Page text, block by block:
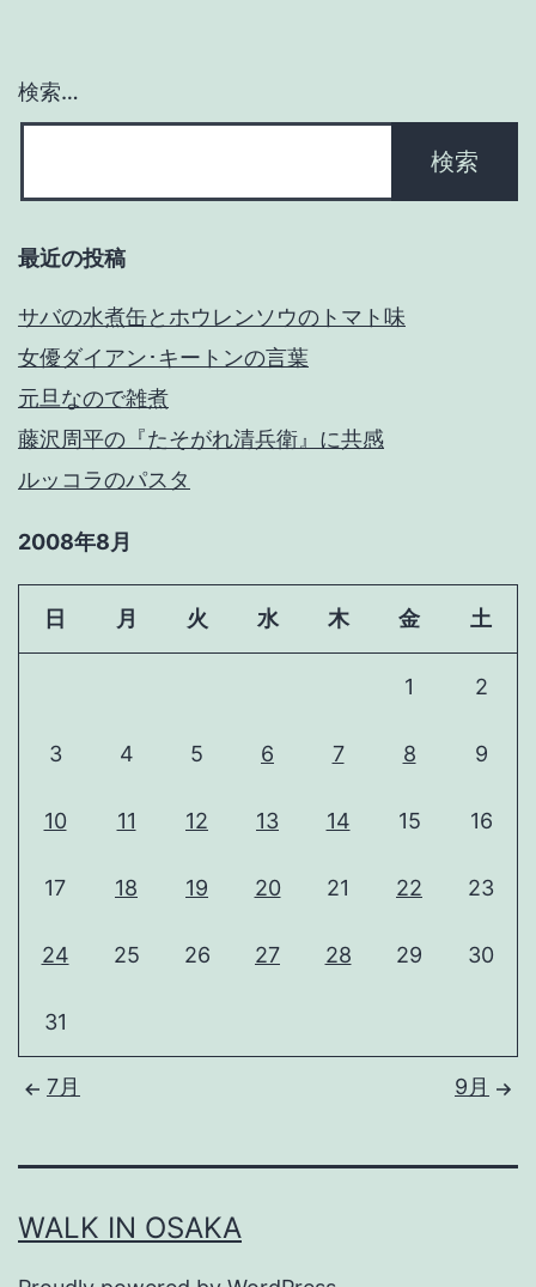
ョ
検索…
最近の投稿
サバの水煮缶とホウレンソウのトマト味
女優ダイアン･キートンの言葉
元旦なので雑煮
藤沢周平の『たそがれ清兵衛』に共感
ルッコラのパスタ
2008年8月
日 月 火 水 木 金 土
1 2
3 4 5 6 7 8 9
10 11 12 13 14 15 16
17 18 19 20 21 22 23
24 25 26 27 28 29 30
31
7月 9月
WALK IN OSAKA